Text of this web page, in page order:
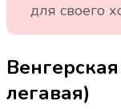
для своего
легавая)